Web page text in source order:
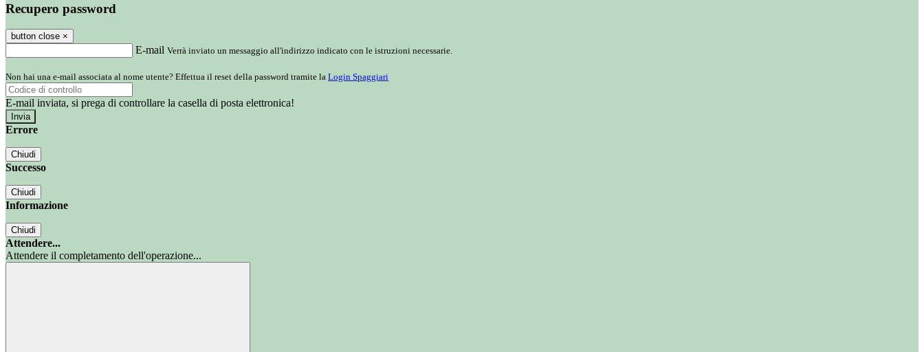
Recupero password
button close ×
E-mail Verrà inviato un messaggio all'indirizzo indicato con le istruzioni necessarie.
Non hai una e-mail associata al nome utente? Effettua il reset della password tramite la Login Spaggiari
E-mail inviata, si prega di controllare la casella di posta elettronica!
Errore
Chiudi
Successo
Chiudi
Informazione
Chiudi
Attendere...
Attendere il completamento dell'operazione...